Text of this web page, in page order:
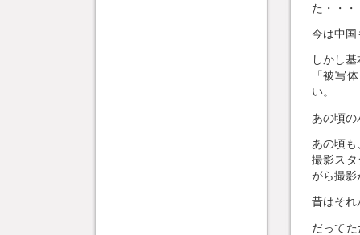
た・・・
今は中国
しかし
「被写
い。
あの頃
あの頃
撮影ス
がら撮影
昔はそれ
だって